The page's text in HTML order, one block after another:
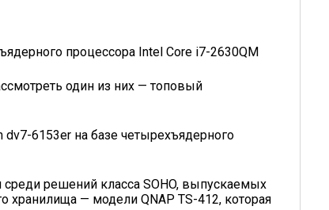
процессора Intel Core i7-2630QM
один из них — топовый
6153er на базе четырехъ­ядерного
решений класса SOHO, выпускаемых
хранилища — модели QNAP TS-412, которая